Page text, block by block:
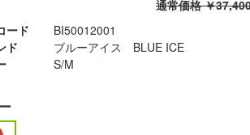
通常価格 ￥
ード
BI50012001
ド
ブルーアイス BLUE ICE
S/M